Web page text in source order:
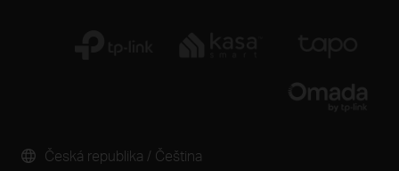
Česká republika / Čeština